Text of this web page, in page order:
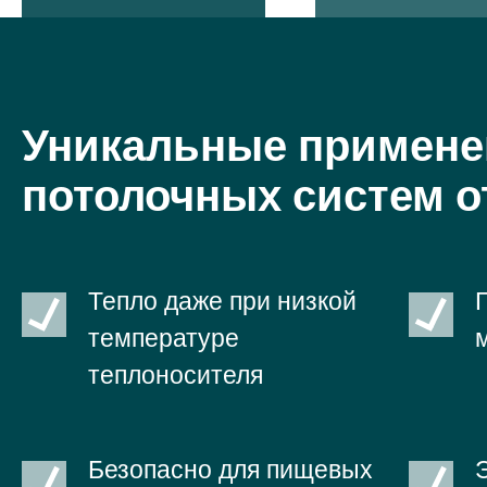
традиционными
системами отопления
Уникальные
потолочных систем
Тепло даже при низкой
температуре
теплоносителя
Безопасно для пищевых